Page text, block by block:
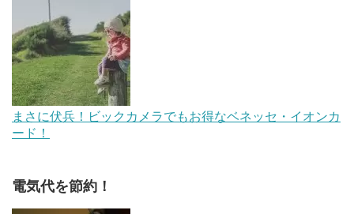
まさに伏兵！ビックカメラでもお得なベネッセ・イオンカ
ード！
電気代を節約！